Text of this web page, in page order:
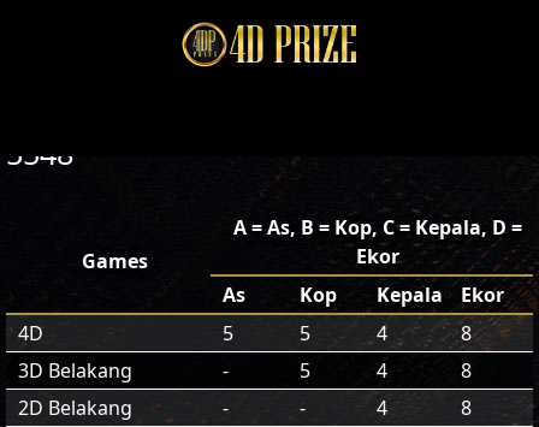
5548
Games
A = As, B = Kop, C = Kepala, D =
Ekor
As
Kop Kepala
Ekor
4D
5 5 4
8
3D Belakang
- 5 4
8
2D Belakang
- - 4
8